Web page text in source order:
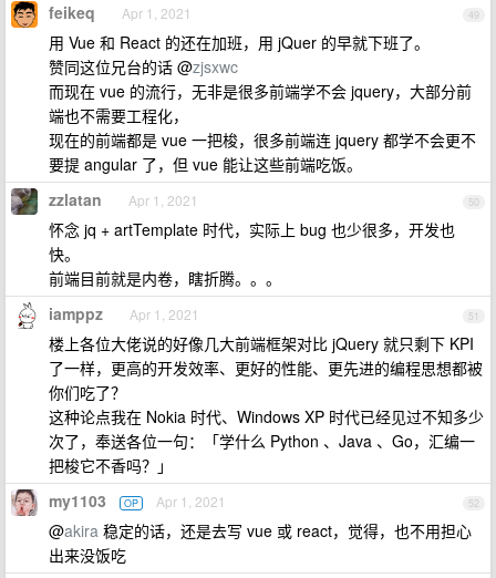
49
feikeq Apr 1, 2021
用 Vue 和 React 的还在加班，用 jQuer 的早就下班了。
赞同这位兄台的话 @zjsxwc
而现在 vue 的流行，无非是很多前端学不会 jquery，大部分前
端也不需要工程化，
现在的前端都是 vue 一把梭，很多前端连 jquery 都学不会更不
要提 angular 了，但 vue 能让这些前端吃饭。
50
zzlatan Apr 1, 2021
怀念 jq + artTemplate 时代，实际上 bug 也少很多，开发也
快。
前端目前就是内卷，瞎折腾。。。
51
iamppz Apr 1, 2021
楼上各位大佬说的好像几大前端框架对比 jQuery 就只剩下 KPI
了一样，更高的开发效率、更好的性能、更先进的编程思想都被
你们吃了？
这种论点我在 Nokia 时代、Windows XP 时代已经见过不知多少
次了，奉送各位一句：「学什么 Python 、Java 、Go，汇编一
把梭它不香吗？」
52
my1103 OP Apr 1, 2021
@akira 稳定的话，还是去写 vue 或 react，觉得，也不用担心
出来没饭吃